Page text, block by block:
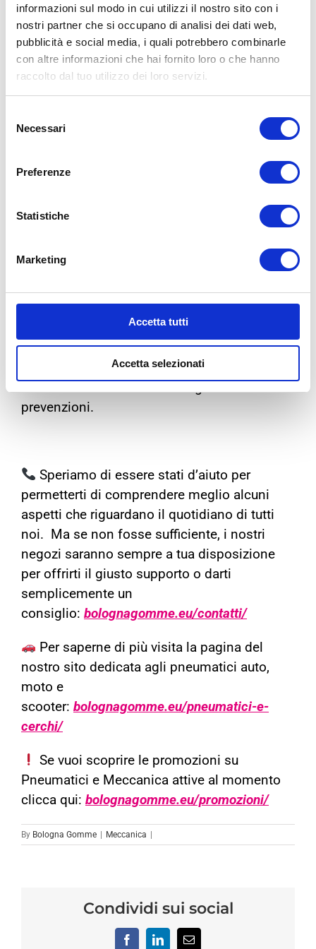
informazioni sul modo in cui utilizzi il nostro sito con i
nostri partner che si occupano di analisi dei dati web,
pubblicità e social media, i quali potrebbero combinarle
con altre informazioni che hai fornito loro o che hanno
raccolto dal tuo utilizzo dei loro servizi.
delNecessari
Preferenze
Statistiche
Marketing
Accetta tutti
Accetta selezionati
potrete mettere un vecchio lenzuolo bianco o
un pezzo di cartoncino sotto la macchina
durante la notte. Ma come sempre è
consigliabile rivolgersi ad un professionista.
Mantenere il sistema frenante sempre in
ottime condizioni è un fattore di
fondamentale importanza per la sicurezza
alla guida.Eseguire controlli regolari e
costanti affidandoci ai professionisti del
prevenzioni.
Speriamo di essere stati d’aiuto per
permetterti di comprendere meglio alcuni
aspetti che riguardano il quotidiano di tutti
noi. Ma se non fosse sufficiente, i nostri
negozi saranno sempre a tua disposizione
per offrirti il giusto supporto o darti
semplicemente un
consiglio: bolognagomme.eu/contatti/
Per saperne di più visita la pagina del
nostro sito dedicata agli pneumatici auto,
moto e
scooter: bolognagomme.eu/pneumatici-e-
cerchi/
Se vuoi scoprire le promozioni su
Pneumatici e Meccanica attive al momento
clicca qui: bolognagomme.eu/promozioni/
By Bologna Gomme | Meccanica |
Condividi sui social
FacebookLinkedInEmail